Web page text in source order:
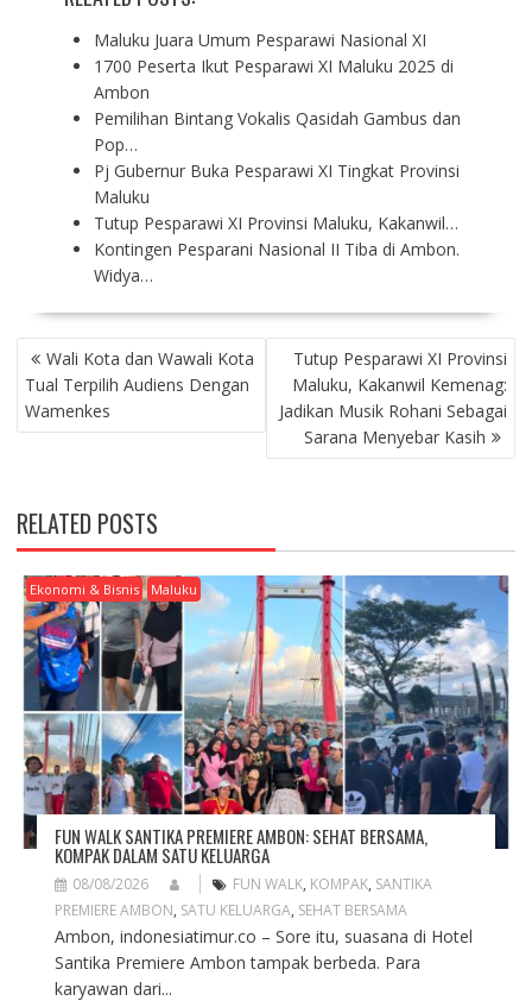
Maluku Juara Umum Pesparawi Nasional XI
1700 Peserta Ikut Pesparawi XI Maluku 2025 di
Ambon
Pemilihan Bintang Vokalis Qasidah Gambus dan
Pop…
Pj Gubernur Buka Pesparawi XI Tingkat Provinsi
Maluku
Tutup Pesparawi XI Provinsi Maluku, Kakanwil…
Kontingen Pesparani Nasional II Tiba di Ambon.
Widya…
P
O
S
T
V
I
G
A
T
O
Wali Kota dan Wawali Kota
Tual Terpilih Audiens Dengan
Wamenkes
Tutup Pesparawi XI Provinsi
Maluku, Kakanwil Kemenag:
Jadikan Musik Rohani Sebagai
Sarana Menyebar Kasih
RELATED POSTS
Ekonomi & Bisnis Maluku
FUN WALK SANTIKA PREMIERE AMBON: SEHAT BERSAMA,
KOMPAK DALAM SATU KELUARGA
08/08/2026 FUN WALK, KOMPAK, SANTIKA
PREMIERE AMBON, SATU KELUARGA, SEHAT BERSAMA
Ambon, indonesiatimur.co – Sore itu, suasana di Hotel
Santika Premiere Ambon tampak berbeda. Para
karyawan dari...